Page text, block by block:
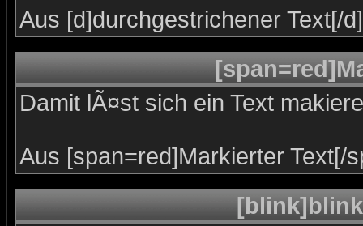
Aus [d]durchgestrichener Text[/
Damit lÃ¤st sich ein Text
Aus [span=red]Markierter Text[/